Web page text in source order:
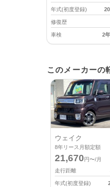
年式(初度登録)
修復歴
車検 2
このメーカーの
ウェイク
8年リース月額定額
21,670 円〜/月
走行距離
年式(初度登録)